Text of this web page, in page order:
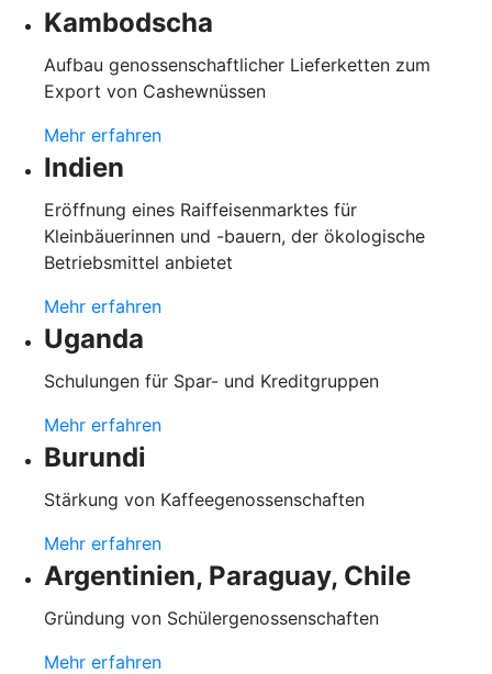
Kambodscha
Aufbau genossenschaftlicher Lieferketten zum
Export von Cashewnüssen
Mehr erfahren
Indien
Eröffnung eines Raiffeisenmarktes für
Kleinbäuerinnen und -bauern, der ökologische
Betriebsmittel anbietet
Mehr erfahren
Uganda
Schulungen für Spar- und Kreditgruppen
Mehr erfahren
Burundi
Stärkung von Kaffeegenossenschaften
Mehr erfahren
Argentinien, Paraguay, Chile
Gründung von Schülergenossenschaften
Mehr erfahren